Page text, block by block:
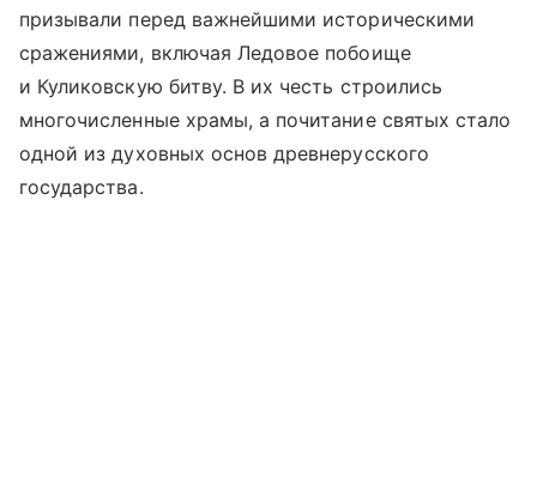
призывали перед важнейшими историческими
сражениями, включая Ледовое побоище
и Куликовскую битву. В их честь строились
многочисленные храмы, а почитание святых стало
одной из духовных основ древнерусского
государства.